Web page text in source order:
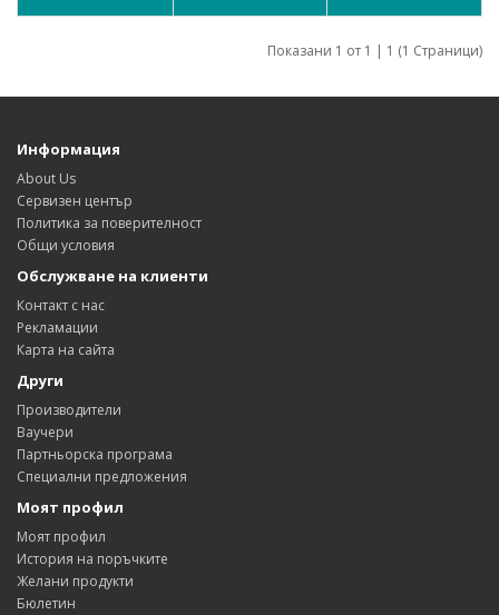
Показани 1 от 1 | 1 (1 Страници)
Информация
About Us
Сервизен център
Политика за поверителност
Общи условия
Обслужване на клиенти
Контакт с нас
Рекламации
Карта на сайта
Други
Производители
Ваучери
Партньорска програма
Специални предложения
Моят профил
Моят профил
История на поръчките
Желани продукти
Бюлетин